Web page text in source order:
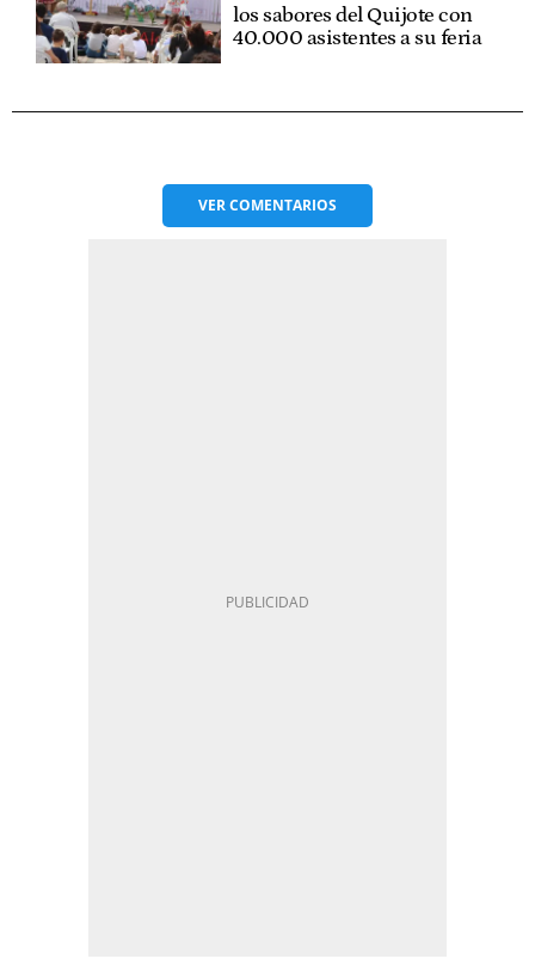
los sabores del Quijote con
40.000 asistentes a su feria
VERCOMENTARIOS